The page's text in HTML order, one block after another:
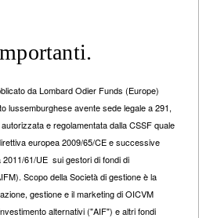
da Lombard Odier Funds (Europe)
lussemburghese avente sede legale a 291,
e regolamentata dalla CSSF quale
europea 2009/65/CE e successive
61/UE sui gestori di fondi di
Scopo della Società di gestione è la
gestione e il marketing di OICVM
alternativi ("AIF") e altri fondi